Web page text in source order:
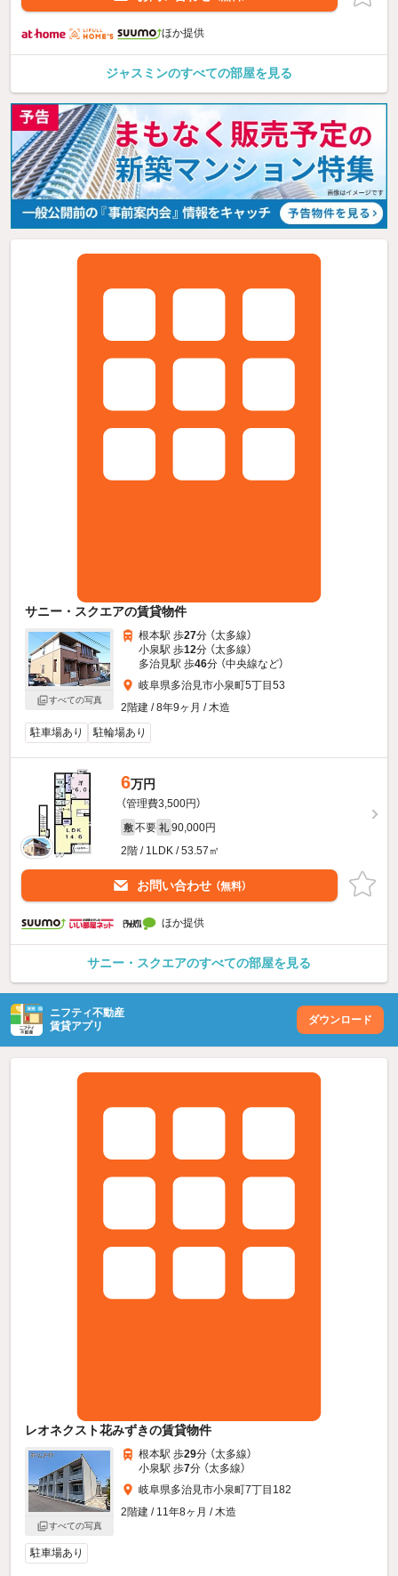
ほか提供
ジャスミンのすべての部屋を見る
サニー・スクエアの賃貸物件
すべての写真
根本駅 歩27分 （太多線）
小泉駅 歩12分 （太多線）
多治見駅 歩46分 （中央線など）
岐阜県多治見市小泉町5丁目53
2階建 / 8年9ヶ月 / 木造
駐車場あり
駐輪場あり
6万円
（管理費3,500円）
敷 不要 礼 90,000円
2階 / 1LDK / 53.57㎡
お問い合わせ （無料）
ほか提供
サニー・スクエアのすべての部屋を見る
ニフティ不動産
賃貸アプリ
ダウンロード
レオネクスト花みずきの賃貸物件
すべての写真
根本駅 歩29分 （太多線）
小泉駅 歩7分 （太多線）
岐阜県多治見市小泉町7丁目182
2階建 / 11年8ヶ月 / 木造
駐車場あり